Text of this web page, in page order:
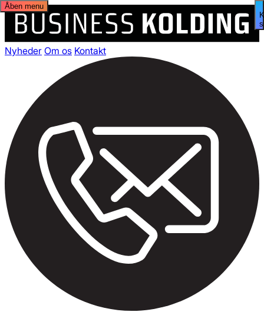
Nyheder Om os Kontakt
Åben menu